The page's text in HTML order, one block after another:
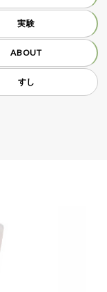
実験
ABOUT
すし